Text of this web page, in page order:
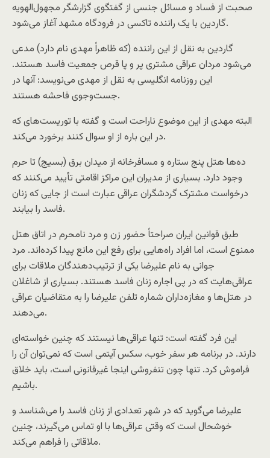
صحبت از فساد و مسائل جنسی از گفتگوی گزارشگر مجهول‌الهویه
گاردین با یک راننده تاکسی در فرودگاه مشهد آغاز می‌شود.
گاردین به نقل از این راننده (که ظاهراً مهدی نام دارد) مدعی
می‌شود مردان عراقی مشتری پر و پا قرص جمعیت فاسد هستند.
این روزنامه انگلیسی به نقل از مهدی می‌نویسد: آنها در
جست‌وجوی فاحشه هستند.
البته مهدی از این موضوع ناراحت است و گفته با توریست‌های که
در این باره از او سوال کنند برخورد می‌کند.
ده‌ها هتل پنج ستاره و مسافرخانه از میدان برق (بسیج) تا حرم
وجود دارد. بسیاری از مدیران این مراکز اقامتی تأیید می‌کنند که
درخواست مشترک گردشگران عراقی عبارت است از جایی که زنان
فاسد را بیابند.
طبق قوانین ایران صراحتاً حضور زن و مرد نامحرم در اتاق هتل
ممنوع است، اما افراد راه‌هایی برای رفع این مانع پیدا کرده‌اند. مرد
جوانی به نام علیرضا یکی از ترتیب‌دهندگان ملاقات برای
عراقی‌هایت که در پی اجاره زنان فاسد هستند. بسیاری از شاغلان
در هتل‌ها و مغازه‌داران شماره تلفن علیرضا را به متقاضیان عراقی
می‌دهند.
این فرد گفته است: تنها عراقی‌ها نیستند که چنین خواسته‌ای
دارند. در برنامه هر سفر خوب، سکس آیتمی است که نمی‌توان آن را
فراموش کرد. تنها چون تنفروشی اینجا غیرقانونی است، باید خلاق
باشیم.
علیرضا می‌گوید که در شهر تعدادی از زنان فاسد را می‌شناسد و
خوشحال است که وقتی عراقی‌ها با او تماس می‌گیرند، چنین
ملاقاتی را فراهم می‌کند.